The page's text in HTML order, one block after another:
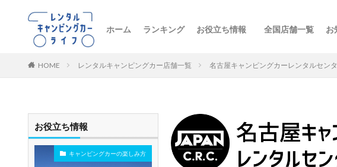
ホーム ランキング お役立ち情報 全国店舗一覧 お
HOME レンタルキャンピングカー店舗一覧 名古屋キャンピングカーレンタルセン
お役立ち情報
キャンピングカーの楽しみ方